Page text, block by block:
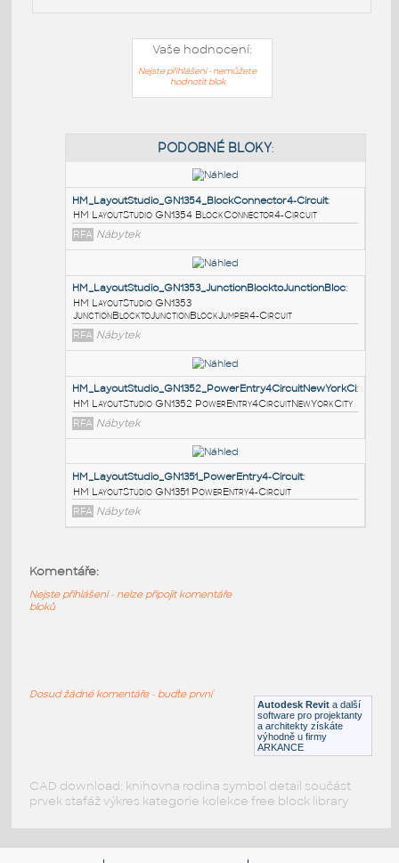
Vaše hodnocení:
Nejste přihlášeni - nemůžete
hodnotit blok
PODOBNÉ BLOKY
HM_LayoutStudio_GN1354_BlockConnector4-Circuit
HM LayoutStudio GN1354 BlockConnector4-Circuit
RFA Nábytek
HM LayoutStudio GN1353
JunctionBlocktoJunctionBlockJumper4-Circuit
RFA Nábytek
HM LayoutStudio GN1352
HM_LayoutStudio_GN1351_PowerEntry4-Circuit
HM LayoutStudio GN1351 PowerEntry4-Circuit
Autodesk Revit a další
software pro projektanty
a architekty získáte
výhodně u firmy
ARKANCE
Komentáře:
Nejste přihlášeni - nelze připojit komentáře
bloků
Dosud žádné komentáře - buďte první
CAD download: knihovna rodina symbol detail součást
prvek stafáž výkres kategorie kolekce free block library